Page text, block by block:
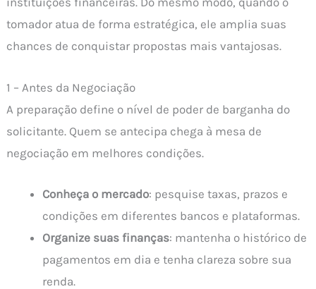
tomador atua de forma estratégica, ele amplia suas
chances de conquistar propostas mais vantajosas.
1 – Antes da Negociação
A preparação define o nível de poder de barganha do
solicitante. Quem se antecipa chega à mesa de
negociação em melhores condições.
Conheça o mercado: pesquise taxas, prazos e
condições em diferentes bancos e plataformas.
Organize suas finanças: mantenha o histórico de
pagamentos em dia e tenha clareza sobre sua
renda.